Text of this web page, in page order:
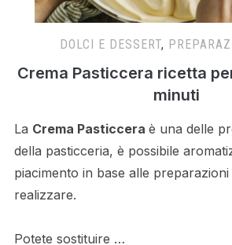
DOLCI E DESSERT,
Crema Pasticcera ricetta
minuti
La Crema Pasticcera è una delle
della pasticceria, è possibile
piacimento in base alle
realizzare.
Potete sostituire …